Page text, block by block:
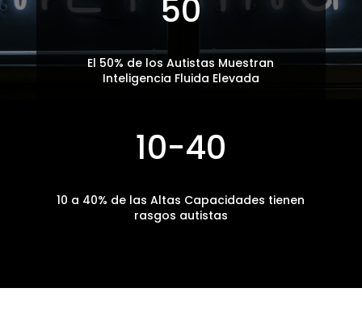
50
El 50% de los Autistas Muestran
Inteligencia Fluida Elevada
10-40
10 a 40% de las Altas Capacidades tienen
rasgos autistas